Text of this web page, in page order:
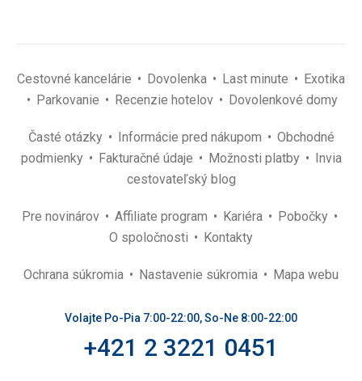
Cestovné kancelárie Dovolenka Last minute
Exotika
Parkovanie
Recenzie hotelov Dovolenkové domy
Časté otázky Informácie pred nákupom
Obchodné
podmienky
Fakturačné údaje Možnosti platby
Invia
cestovateľský blog
Pre novinárov Affiliate program Kariéra
Pobočky
O spoločnosti
Kontakty
Ochrana súkromia Nastavenie súkromia Mapa webu
Volajte Po-Pia 7:00-22:00, So-Ne 8:00-22:00
+421 2 3221 0451